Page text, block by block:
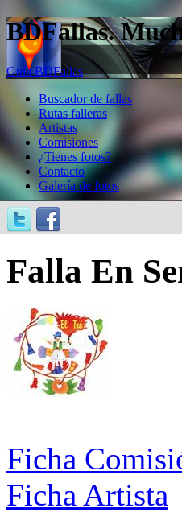
BDFallas.
Guía BDFallas
Buscador de fallas
Rutas falleras
Artistas
Comisiones
¿Tienes fotos?
Contacto
Galería de fotos
Falla En
Ficha
Ficha Artista